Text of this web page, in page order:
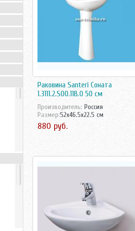
Раковина Santeri Соната
1.3111.2.S00.11B.0 50 см
Производитель: Россия
Размер:52x46.5x22.5 см
880 руб.